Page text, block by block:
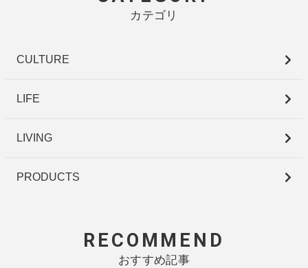
カテゴリ
CULTURE
LIFE
LIVING
PRODUCTS
RECOMMEND
おすすめ記事